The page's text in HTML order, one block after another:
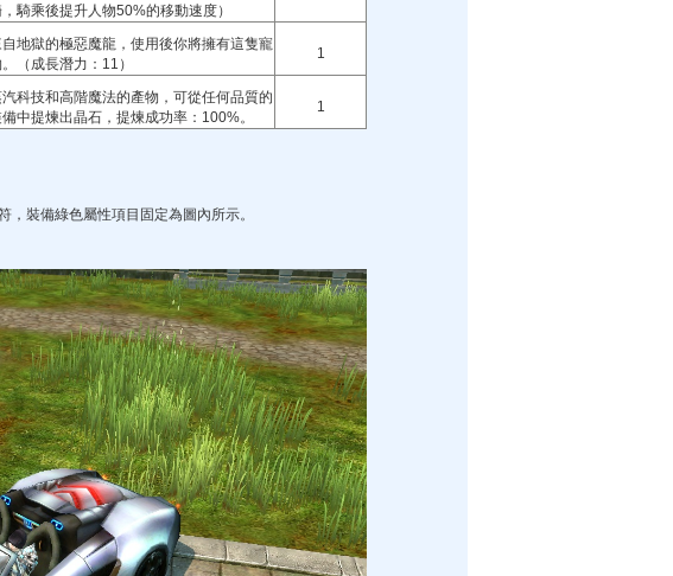
騎乘後提升人物50%的移動速度）
地獄的極惡魔龍，使用後你將擁有這隻寵
（成長潛力：11）
1
科技和高階魔法的產物，可從任何品質的
中提煉出晶石，提煉成功率：100%。
1
裝備綠色屬性項目固定為圖內所示。